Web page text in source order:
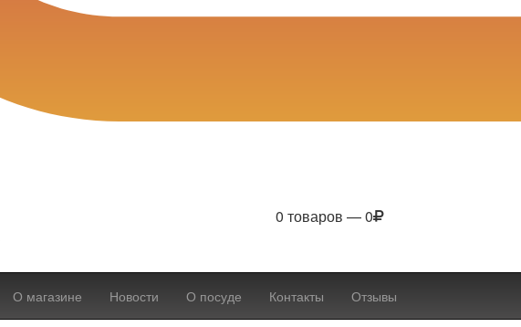
0 товаров — 0
О магазине Новости О посуде Контакты Отзывы